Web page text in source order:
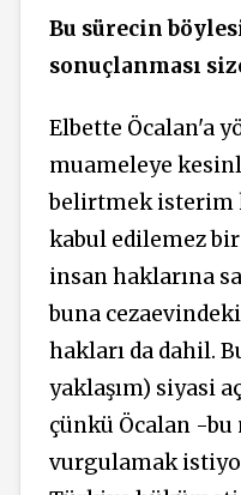
Bu sürecin
sonuçlanması
Elbette Öcalan'a
muameleye
belirtmek isterim
kabul edilemez
insan haklarına
buna
hakları da dahil.
yaklaşım) siyasi
çünkü Öcalan -
vurgulamak